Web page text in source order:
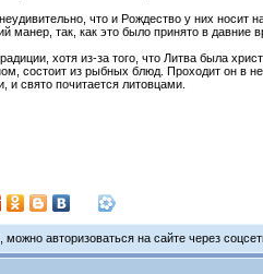
что и Рождество у них
манер, так, как это было принято в давние
хотя из-за того, что Литва была
состоит из рыбных блюд. Проходит он
свято почитается литовцами.
можно авторизоваться на сайте через